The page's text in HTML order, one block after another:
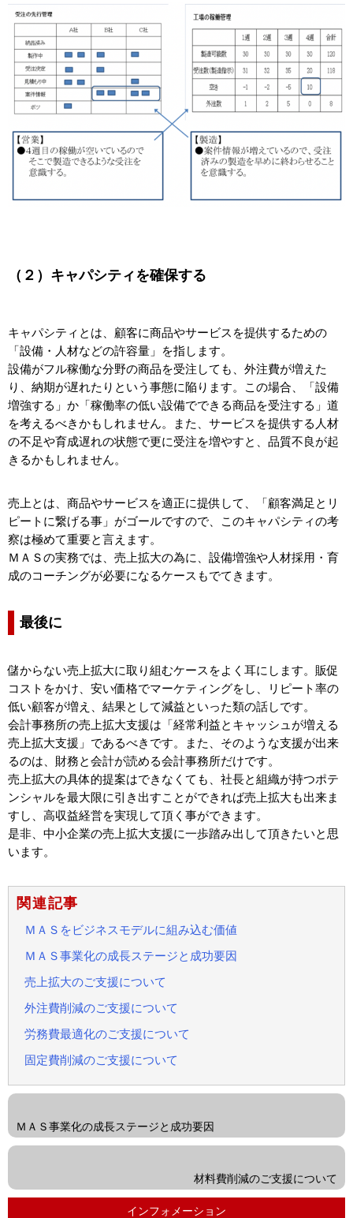
（２）キャパシティを確保する
キャパシティとは、顧客に商品やサービスを提供するための
「設備・人材などの許容量」を指します。
設備がフル稼働な分野の商品を受注しても、外注費が増えた
り、納期が遅れたりという事態に陥ります。この場合、「設備
増強する」か「稼働率の低い設備でできる商品を受注する」道
を考えるべきかもしれません。また、サービスを提供する人材
の不足や育成遅れの状態で更に受注を増やすと、品質不良が起
きるかもしれません。
売上とは、商品やサービスを適正に提供して、「顧客満足とリ
ピートに繋げる事」がゴールですので、このキャパシティの考
察は極めて重要と言えます。
ＭＡＳの実務では、売上拡大の為に、設備増強や人材採用・育
成のコーチングが必要になるケースもでてきます。
最後に
儲からない売上拡大に取り組むケースをよく耳にします。販促
コストをかけ、安い価格でマーケティングをし、リピート率の
低い顧客が増え、結果として減益といった類の話しです。
会計事務所の売上拡大支援は「経常利益とキャッシュが増える
売上拡大支援」であるべきです。また、そのような支援が出来
るのは、財務と会計が読める会計事務所だけです。
売上拡大の具体的提案はできなくても、社長と組織が持つポテ
ンシャルを最大限に引き出すことができれば売上拡大も出来ま
すし、高収益経営を実現して頂く事ができます。
是非、中小企業の売上拡大支援に一歩踏み出して頂きたいと思
います。
関連記事
ＭＡＳをビジネスモデルに組み込む価値
ＭＡＳ事業化の成長ステージと成功要因
売上拡大のご支援について
外注費削減のご支援について
労務費最適化のご支援について
固定費削減のご支援について
前
の
稿
ＭＡＳ事業化の成長ステージと成功要因
次
投
材料費削減のご支援について
インフォメーション